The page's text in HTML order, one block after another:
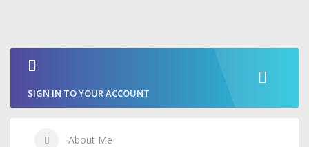
SIGN IN TO YOUR ACCOUNT
About Me